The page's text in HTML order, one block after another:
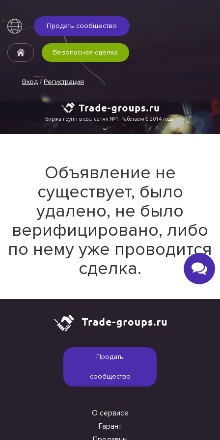
Продать сообщество
Вход / Регистрация
Безопасная сделка
Биржа групп в соц. сетях №1. Работаем с 2014 года.
Объявление не
существует, было
удалено, не было
верифицировано, либо
по нему уже проводится
сделка.
Продать
сообщество
О сервисе
Гарант